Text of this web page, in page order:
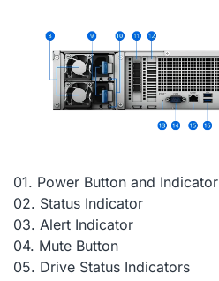
01. Power Button and Indicator
02. Status Indicator
03. Alert Indicator
04. Mute Button
05. Drive Status Indicators